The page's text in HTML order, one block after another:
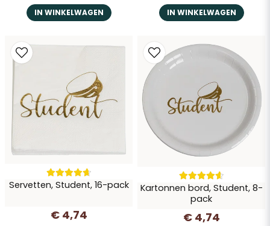
IN WINKELWAGEN IN WINKELWAGEN
Servetten, Student, 16-pack
€ 4,74
Kartonnen bord, Student, 8-
pack
€ 4,74